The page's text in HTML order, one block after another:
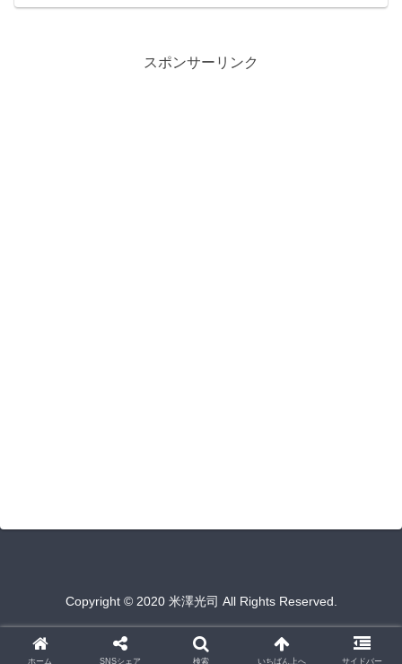
スポンサーリンク
Copyright © 2020 米澤光司 All Rights Reserved.
ホーム SNSシェア 検索 いちばん上へ サイドバー